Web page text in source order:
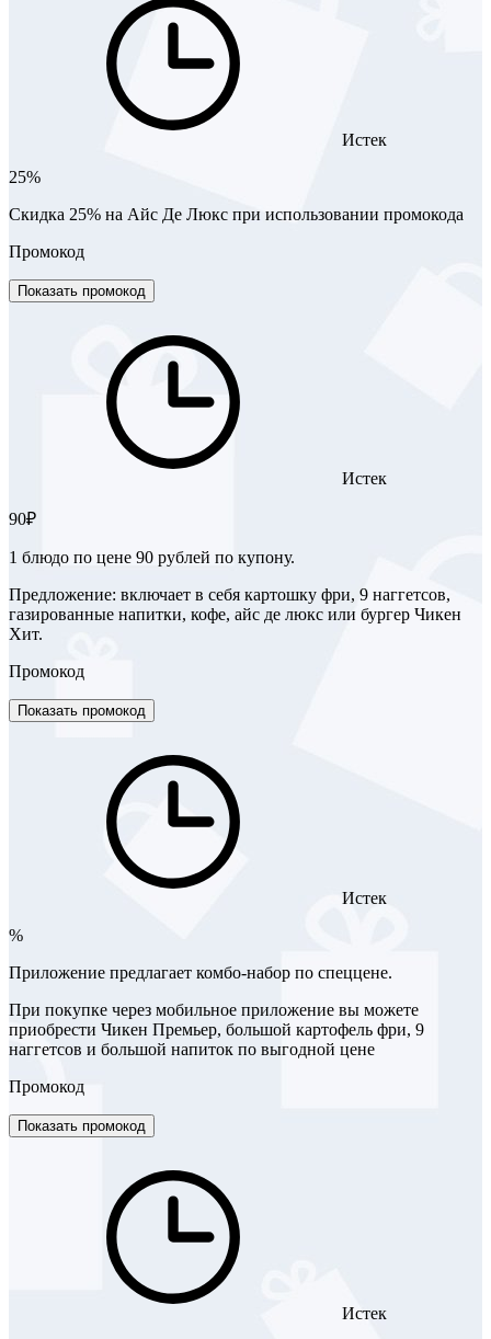
Истек
25%
Скидка 25% на Айс Де Люкс при использовании промокода
Промокод
Показать промокод
Истек
90₽
1 блюдо по цене 90 рублей по купону.
Предложение: включает в себя картошку фри, 9 наггетсов,
газированные напитки, кофе, айс де люкс или бургер Чикен
Хит.
Промокод
Показать промокод
Истек
%
Приложение предлагает комбо-набор по спеццене.
При покупке через мобильное приложение вы можете
приобрести Чикен Премьер, большой картофель фри, 9
наггетсов и большой напиток по выгодной цене
Промокод
Показать промокод
Истек